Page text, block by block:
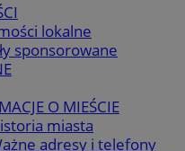
lokalne
sponsorowane
O MIEŚCIE
miasta
adresy i telefony